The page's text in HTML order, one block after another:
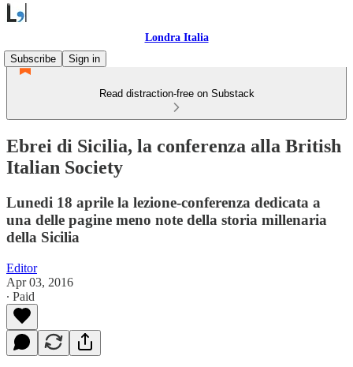
Londra Italia
Subscribe
Sign in
Read distraction-free on Substack
Ebrei di Sicilia, la conferenza alla British
Italian Society
Lunedi 18 aprile la lezione-conferenza dedicata a
una delle pagine meno note della storia millenaria
della Sicilia
Editor
Apr 03, 2016
∙ Paid